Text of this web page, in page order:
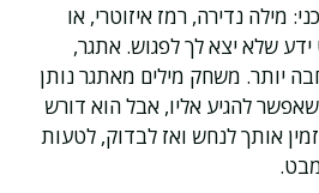
מילה נדירה, רמז איזוטרי, או
שלא יצא לך לפגוש. אתגר,
יותר. משחק מילים מאתגר נותן
להגיע אליו, אבל הוא דורש
אותך לנחש ואז לבדוק, לטעות